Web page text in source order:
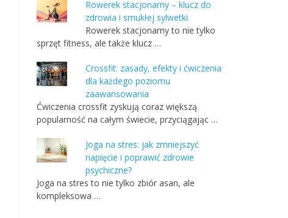
Rowerek stacjonarny – klucz do
zdrowia i smukłej sylwetki
Rowerek stacjonarny to nie tylko
sprzęt fitness, ale także klucz …
Crossfit: zasady, efekty i ćwiczenia
dla każdego poziomu
zaawansowania
Ćwiczenia crossfit zyskują coraz większą
popularność na całym świecie, przyciągając …
Joga na stres: jak zmniejszyć
napięcie i poprawić zdrowie
psychiczne?
Joga na stres to nie tylko zbiór asan, ale
kompleksowa …